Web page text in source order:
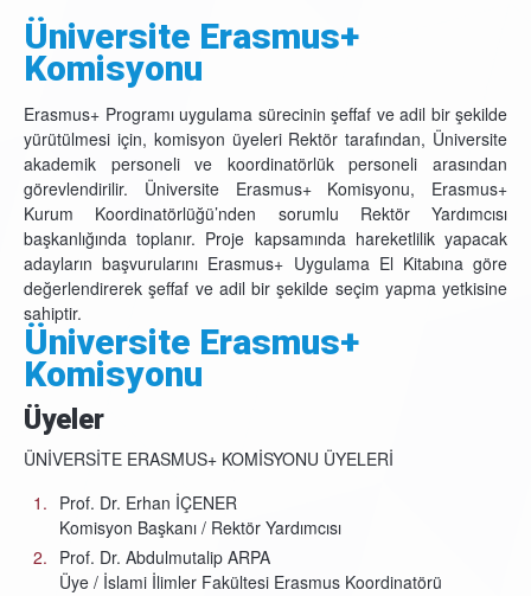
Üniversite Erasmus+
Komisyonu
Erasmus+ Programı uygulama sürecinin şeffaf ve adil bir şekilde
yürütülmesi için, komisyon üyeleri Rektör tarafından, Üniversite
akademik personeli ve koordinatörlük personeli arasından
görevlendirilir. Üniversite Erasmus+ Komisyonu, Erasmus+
Kurum Koordinatörlüğü’nden sorumlu Rektör Yardımcısı
başkanlığında toplanır. Proje kapsamında hareketlilik yapacak
adayların başvurularını Erasmus+ Uygulama El Kitabına göre
değerlendirerek şeffaf ve adil bir şekilde seçim yapma yetkisine
sahiptir.
Üniversite Erasmus+
Komisyonu
Üyeler
ÜNİVERSİTE ERASMUS+ KOMİSYONU ÜYELERİ
Prof. Dr. Erhan İÇENER
Komisyon Başkanı / Rektör Yardımcısı
Prof. Dr. Abdulmutalip ARPA
Üye / İslami İlimler Fakültesi Erasmus Koordinatörü